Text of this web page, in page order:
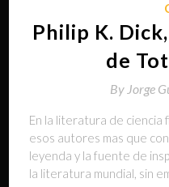
Philip K.
de
By Jorge
En la literatura de ciencia
esos autores mas que
leyenda y la fuente de
la literatura mundial, sin